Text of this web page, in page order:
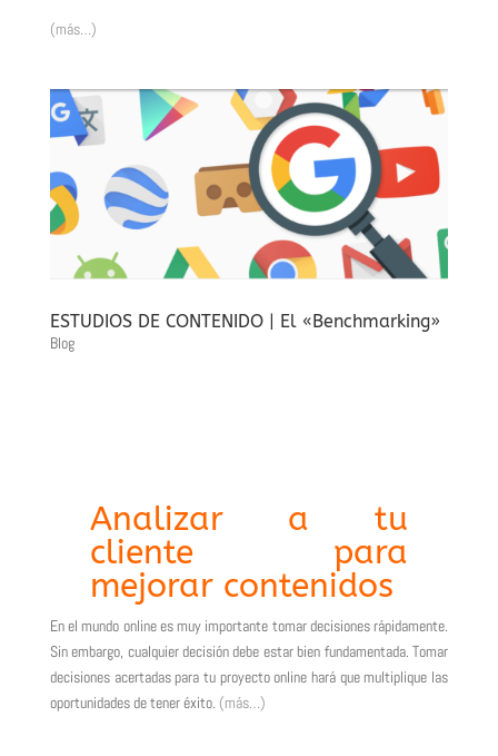
(más…)
ESTUDIOS DE CONTENIDO | El «Benchmarking»
Blog
Analizar a tu
cliente para
mejorar contenidos
En el mundo online es muy importante tomar decisiones rápidamente.
Sin embargo, cualquier decisión debe estar bien fundamentada. Tomar
decisiones acertadas para tu proyecto online hará que multiplique las
oportunidades de tener éxito. (más…)